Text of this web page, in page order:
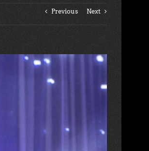
Previous Next